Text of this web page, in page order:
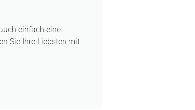
einfach eine
Sie Ihre Liebsten mit